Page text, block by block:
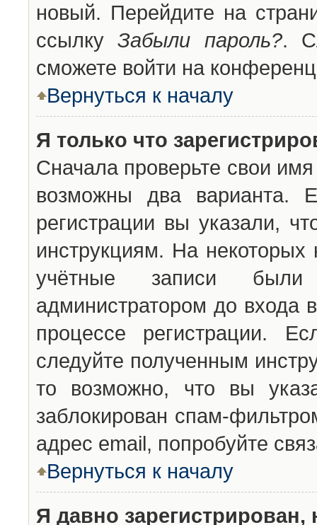
новый. Перейдите на
ссылкуЗабыли пароль?.
сможете войти на
Вернуться к началу
Я только что
Сначала проверьте свои
возможны два варианта.
регистрации вы указали,
инструкциям. На
учётные записи были
администратором до входа
процессе регистрации.
следуйте полученным
то возможно, что вы
заблокирован спам-
адрес email, попробуйте
Вернуться к началу
Я давно